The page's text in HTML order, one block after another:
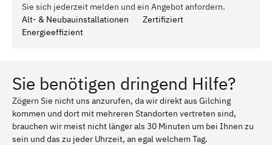
Sie sich jederzeit melden und ein Angebot anfordern.
Alt- & Neubauinstallationen
Zertifiziert
Energieeffizient
Sie benötigen dringend Hilfe?
Zögern Sie nicht uns anzurufen, da wir direkt aus Gilching
kommen und dort mit mehreren Standorten vertreten sind,
brauchen wir meist nicht länger als 30 Minuten um bei Ihnen zu
sein und das zu jeder Uhrzeit, an egal welchem Tag.